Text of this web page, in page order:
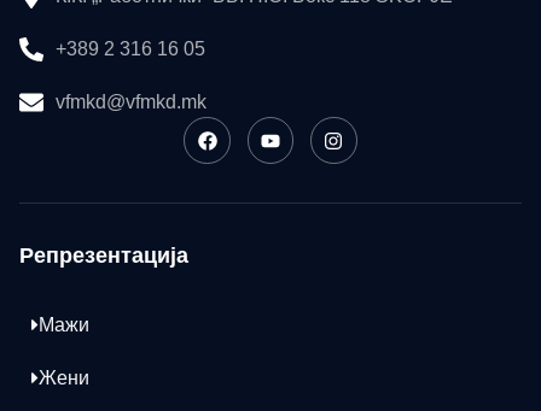
+389 2 316 16 05
vfmkd@vfmkd.mk
Репрезентација
Мажи
Жени